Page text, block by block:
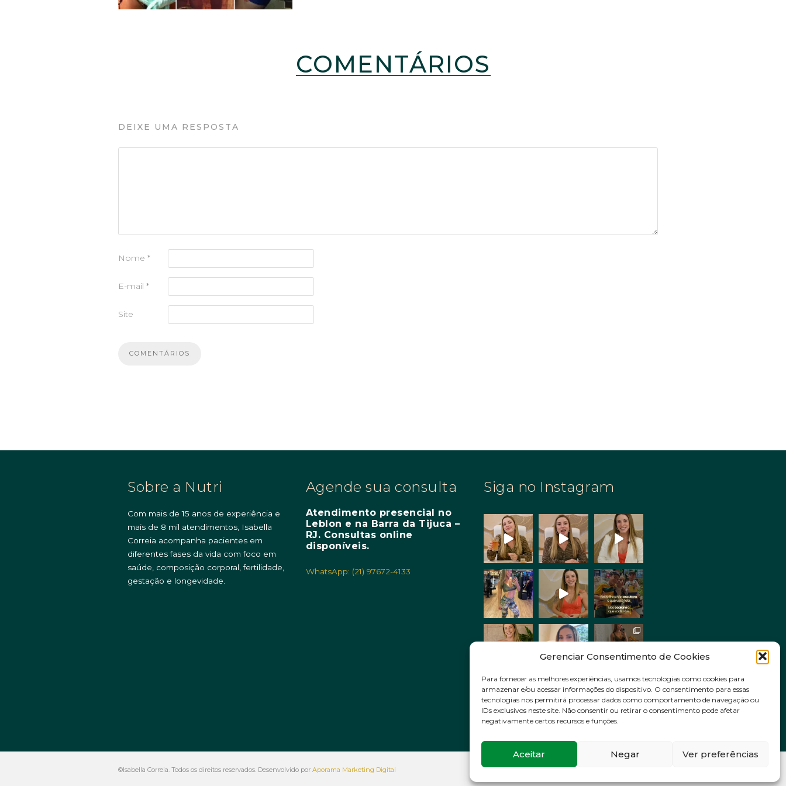
Gerenciar Consentimento de Cookies
Para fornecer as melhores experiências, usamos tecnologias como cookies para
armazenar e/ou acessar informações do dispositivo. O consentimento para essas
tecnologias nos permitirá processar dados como comportamento de navegação ou
IDs exclusivos neste site. Não consentir ou retirar o consentimento pode afetar
negativamente certos recursos e funções.
Aceitar Negar Ver preferências
COMENTÁRIOS
DEIXE UMA RESPOSTA
Nome *
E-mail *
Site
Sobre a Nutri
Com mais de 15 anos de experiência e
mais de 8 mil atendimentos, Isabella
Correia acompanha pacientes em
diferentes fases da vida com foco em
saúde, composição corporal, fertilidade,
gestação e longevidade.
Agende sua consulta
Atendimento presencial no
Leblon e na Barra da Tijuca –
RJ. Consultas online
disponíveis.
WhatsApp: (21) 97672-4133
Siga no Instagram
Siga no Instagram
©Isabella Correia. Todos os direitos reservados. Desenvolvido por Aporama Marketing Digital